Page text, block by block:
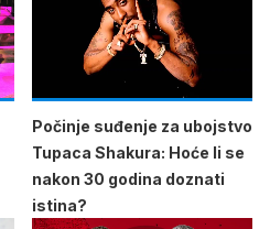
Počinje suđenje za ubojstvo
Tupaca Shakura: Hoće li se
nakon 30 godina doznati
istina?